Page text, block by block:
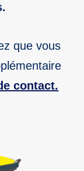
que vous
contact.